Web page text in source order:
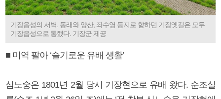
기장읍성의 서벽. 동래와 양산, 좌수영 등지로 향하던 기장옛길은 모두
기장읍성으로 통했다. 기장군 제공
■ 미역 팔아 ‘슬기로운 유배 생활’
심노숭은 1801년 2월 당시 기장현으로 유배 왔다. 순조실